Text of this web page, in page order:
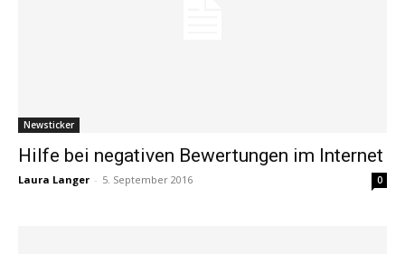
Newsticker
Hilfe bei negativen Bewertungen im Internet
Laura Langer - 5. September 2016 0